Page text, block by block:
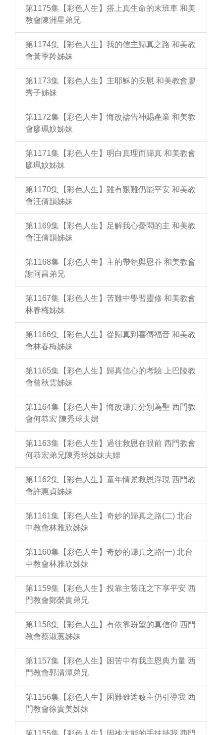
第1175集【彩色人生】搭上真生命的末班車 和美
教會陳洲星弟兄
第1174集【彩色人生】我的信主歸真之路 和美教
會黃季羚姊妹
第1173集【彩色人生】主耶穌的安慰 和美教會廖
秀子姊妹
第1172集【彩色人生】悔改禱告神賜產業 和美教
會廖珮妏姊妹
第1171集【彩色人生】明白真理而歸真 和美教會
廖珮妏姊妹
第1170集【彩色人生】雖有艱難仍能平安 和美教
會汪倩韻姊妹
第1169集【彩色人生】足解我心憂悶的主 和美教
會汪倩韻姊妹
第1168集【彩色人生】主的帶領與恩眷 和美教會
謝阿昌弟兄
第1167集【彩色人生】苦難中學習靈修 和美教會
林春梅姊妹
第1166集【彩色人生】從歸真到喜傳福音 和美教
會林春梅姊妹
第1165集【彩色人生】歸真信心的考驗 上巴陵教
會曾秋雲姊妹
第1164集【彩色人生】悔改歸真分別為聖 西門教
會何恭宏 陳秀球夫婦
第1163集【彩色人生】過往救恩在眼前 西門教會
何恭宏弟兄陳秀球姊妹夫婦
第1162集【彩色人生】童年情景救恩浮現 西門教
會許惠貞姊妹
第1161集【彩色人生】奇妙的歸真之路(二) 北台
中教會林雅欣姊妹
第1160集【彩色人生】奇妙的歸真之路(一) 北台
中教會林雅欣姊妹
第1159集【彩色人生】投靠主蔭庇之下享平安 西
門教會鄭榮貴弟兄
第1158集【彩色人生】有依靠盼望的真信仰 西門
教會蔡淑蕙姊妹
第1157集【彩色人生】困苦中有我主恩典力量 西
門教會郭清潭弟兄
第1156集【彩色人生】困難雖遮蔽主仍引導我 西
門教會徐貴美姊妹
第1155集【彩色人生】因祂大能的手扶持我 西門